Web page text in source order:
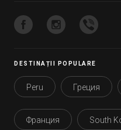
DESTINAȚII POPULARE
Peru Греция
Франция South